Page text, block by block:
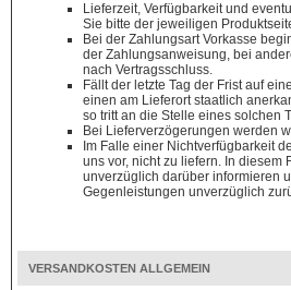
Lieferzeit, Verfügbarkeit und
Sie bitte der jeweiligen
Bei der Zahlungsart Vorkasse
der Zahlungsanweisung, bei
nach Vertragsschluss.
Fällt der letzte Tag der Frist auf
einen am Lieferort staatlich
so tritt an die Stelle eines solchen
Bei Lieferverzögerungen werden
Im Falle einer Nichtverfügbarkeit
uns vor, nicht zu liefern. In diesem
unverzüglich darüber informieren
Gegenleistungen unverzüglich
VERSANDKOSTEN ALLGEMEIN